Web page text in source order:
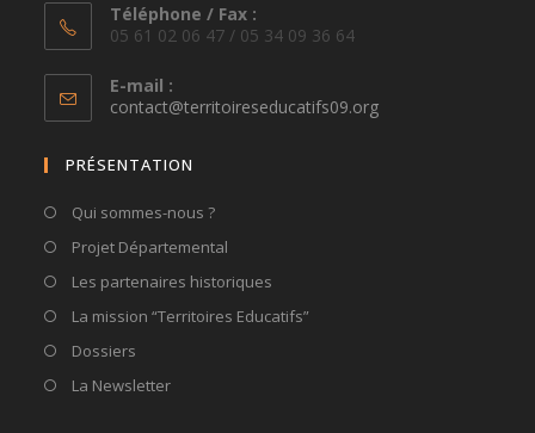
Téléphone / Fax :
05 61 02 06 47 / 05 34 09 36 64
E-mail :
contact@territoireseducatifs09.orgS’ouvre
PRÉSENTATION
Qui sommes-nous ?
Projet Départemental
Les partenaires historiques
La mission “Territoires Educatifs”
Dossiers
La Newsletter